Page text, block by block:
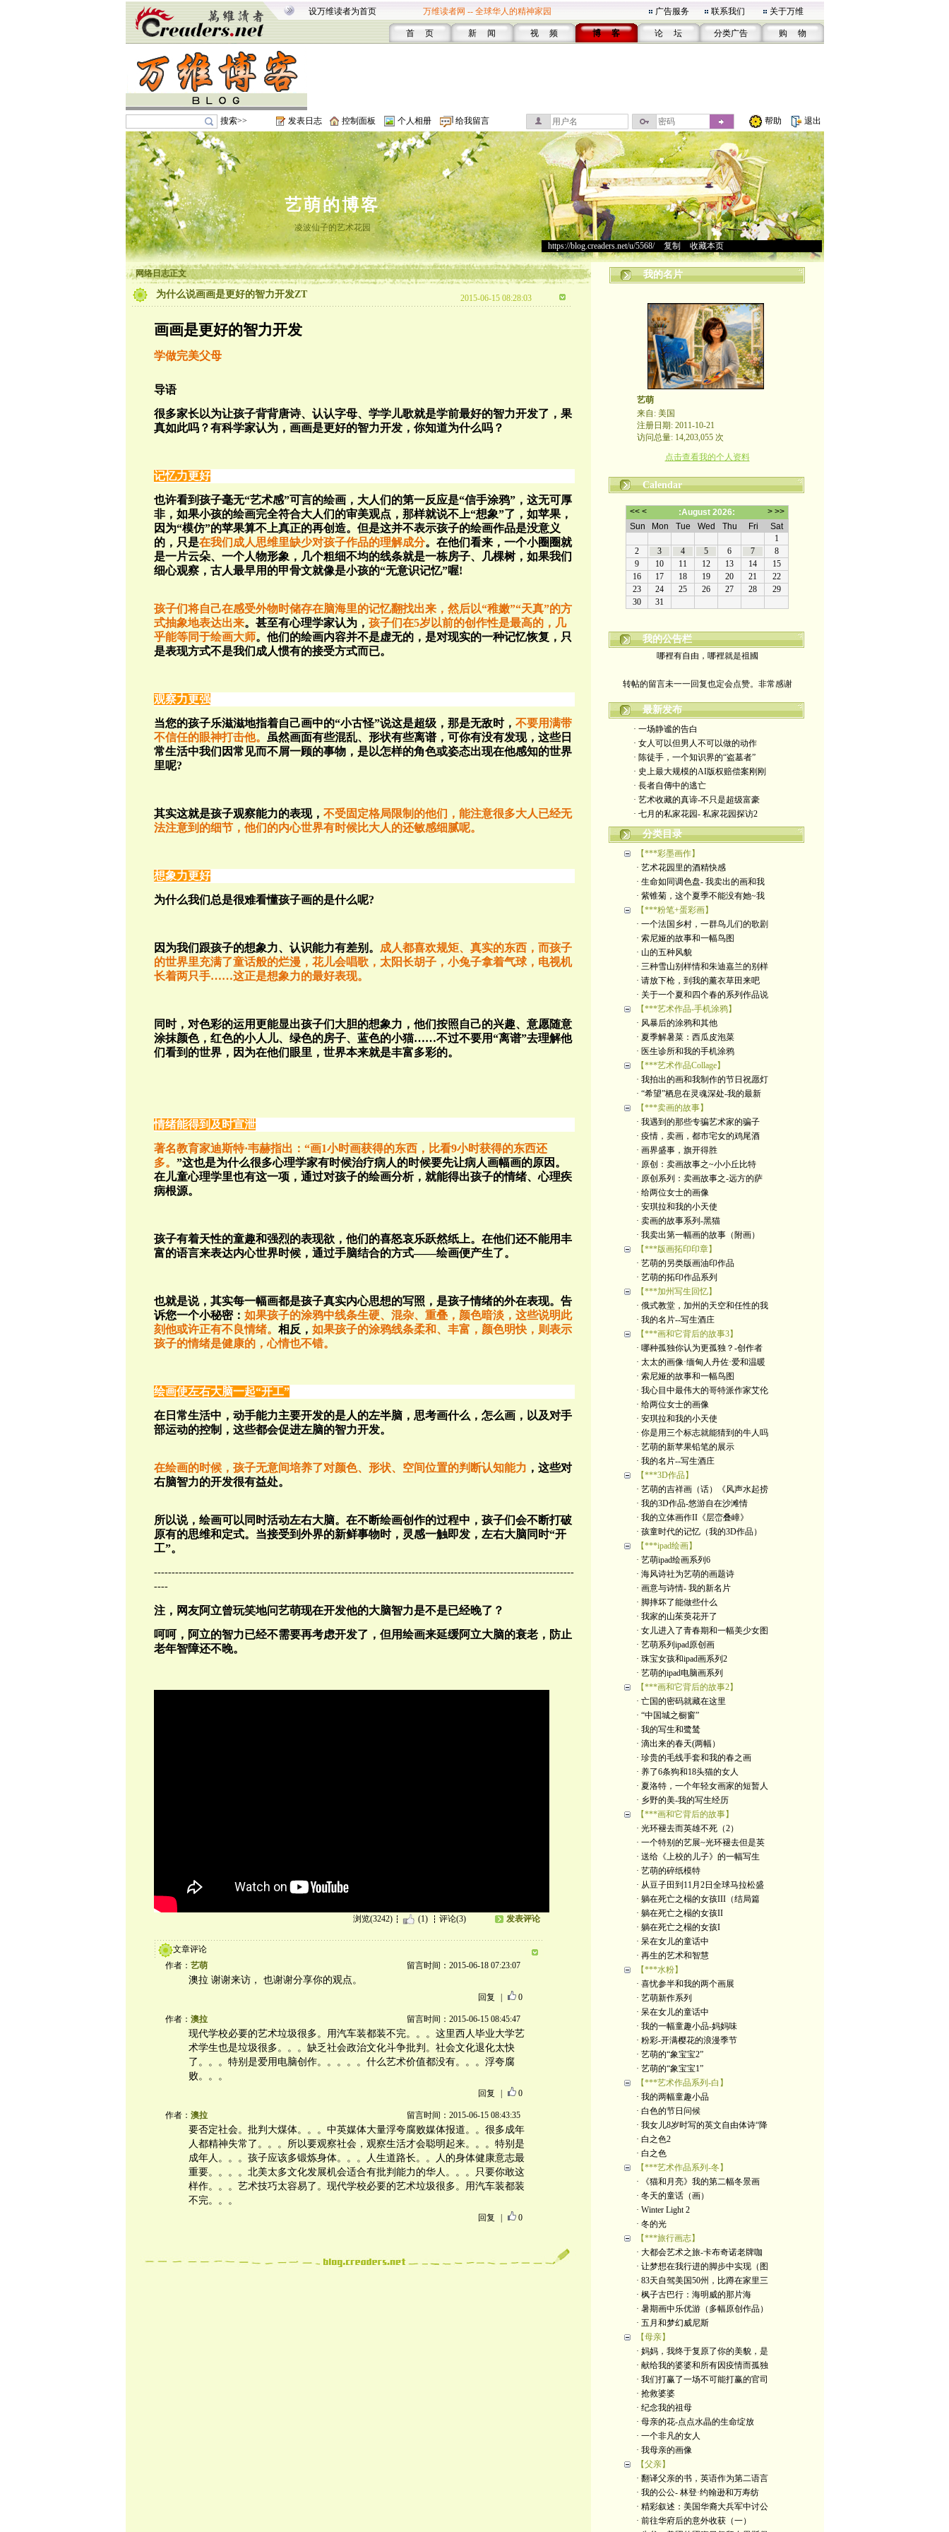
设万维读者为首页 万维读者网 -- 全球华人的精神家园 广告服务 联系我们 关于万维
首 页 新 闻 视 频 博 客 论 坛 分类广告 购 物
搜索>> 发表日志 控制面板 个人相册 给我留言 帮助 退出
艺萌的博客
凌波仙子的艺术花园
https://blog.creaders.net/u/5568/> 复制 收藏本页
网络日志正文
为什么说画画是更好的智力开发ZT 2015-06-15 08:28:03
画画是更好的智力开发
学做完美父母
导语
很多家长以为让孩子背背唐诗、认认字母、学学儿歌就是学前最好的智力开发了，果
真如此吗？有科学家认为，画画是更好的智力开发，你知道为什么吗？
记忆力更好
也许看到孩子毫无“艺术感”可言的绘画，大人们的第一反应是“信手涂鸦”，这无可厚
非，如果小孩的绘画完全符合大人们的审美观点，那样就说不上“想象”了，如苹果，
因为“模仿”的苹果算不上真正的再创造。但是这并不表示孩子的绘画作品是没意义
的，只是在我们成人思维里缺少对孩子作品的理解成分。在他们看来，一个小圈圈就
是一片云朵、一个人物形象，几个粗细不均的线条就是一栋房子、几棵树，如果我们
细心观察，古人最早用的甲骨文就像是小孩的“无意识记忆”喔!
孩子们将自己在感受外物时储存在脑海里的记忆翻找出来，然后以“稚嫩”“天真”的方
式抽象地表达出来。甚至有心理学家认为， 孩子们在5岁以前的创作性是最高的，几
乎能等同于绘画大师。他们的绘画内容并不是虚无的，是对现实的一种记忆恢复，只
是表现方式不是我们成人惯有的接受方式而已。
观察力更强
当您的孩子乐滋滋地指着自己画中的“小古怪”说这是超级，那是无敌时， 不要用满带
不信任的眼神打击他。 虽然画面有些混乱、形状有些离谱，可你有没有发现，这些日
常生活中我们因常见而不屑一顾的事物，是以怎样的角色或姿态出现在他感知的世界
里呢?
其实这就是孩子观察能力的表现， 不受固定格局限制的他们，能注意很多大人已经无
法注意到的细节，他们的内心世界有时候比大人的还敏感细腻呢。
想象力更好
为什么我们总是很难看懂孩子画的是什么呢?
因为我们跟孩子的想象力、认识能力有差别。 成人都喜欢规矩、真实的东西，而孩子
的世界里充满了童话般的烂漫，花儿会唱歌，太阳长胡子，小兔子拿着气球，电视机
长着两只手……这正是想象力的最好表现。
同时，对色彩的运用更能显出孩子们大胆的想象力，他们按照自己的兴趣、意愿随意
涂抹颜色，红色的小人儿、绿色的房子、蓝色的小猫……不过不要用“离谱”去理解他
们看到的世界，因为在他们眼里，世界本来就是丰富多彩的。
情绪能得到及时宣泄
著名教育家迪斯特·韦赫指出：“画1小时画获得的东西，比看9小时获得的东西还
多。 ”这也是为什么很多心理学家有时候治疗病人的时候要先让病人画幅画的原因。
在儿童心理学里也有这一项，通过对孩子的绘画分析，就能得出孩子的情绪、心理疾
病根源。
孩子有着天性的童趣和强烈的表现欲，他们的喜怒哀乐跃然纸上。在他们还不能用丰
富的语言来表达内心世界时候，通过手脑结合的方式——绘画便产生了。
也就是说，其实每一幅画都是孩子真实内心思想的写照，是孩子情绪的外在表现。告
诉您一个小秘密： 如果孩子的涂鸦中线条生硬、混杂、重叠，颜色暗淡，这些说明此
刻他或许正有不良情绪。 相反， 如果孩子的涂鸦线条柔和、丰富，颜色明快，则表示
孩子的情绪是健康的，心情也不错。
绘画使左右大脑一起“开工”
在日常生活中，动手能力主要开发的是人的左半脑，思考画什么，怎么画，以及对手
部运动的控制，这些都会促进左脑的智力开发。
在绘画的时候，孩子无意间培养了对颜色、形状、空间位置的判断认知能力 ，这些对
右脑智力的开发很有益处。
所以说，绘画可以同时活动左右大脑。在不断绘画创作的过程中，孩子们会不断打破
原有的思维和定式。当接受到外界的新鲜事物时，灵感一触即发，左右大脑同时“开
工”。
-----------------------------------------------------------------------------------------------------------------------
----
注，网友阿立曾玩笑地问艺萌现在开发他的大脑智力是不是已经晚了？
呵呵，阿立的智力已经不需要再考虑开发了，但用绘画来延缓阿立大脑的衰老，防止
老年智障还不晚。
浏览(3242) (1) 评论(3) 发表评论
文章评论
作者： 艺萌 留言时间：2015-06-18 07:23:07
澳拉 谢谢来访， 也谢谢分享你的观点。
回复 0
作者： 澳拉 留言时间：2015-06-15 08:45:47
现代学校必要的艺术垃圾很多。用汽车装都装不完。。。这里西人毕业大学艺
术学生也是垃圾很多。。。缺乏社会政治文化斗争批判。社会文化退化太快
了。。。特别是爱用电脑创作。。。。。什么艺术价值都没有。。。浮夸腐
败。。。
回复 0
作者： 澳拉 留言时间：2015-06-15 08:43:35
要否定社会。批判大煤体。。。中英媒体大量浮夸腐败媒体报道。。很多成年
人都精神失常了。。。所以要观察社会，观察生活才会聪明起来。。。特别是
成年人。。。孩子应该多锻炼身体。。。人生道路长。。人的身体健康意志最
重要。。。。北美太多文化发展机会适合有批判能力的华人。。。只要你敢这
样作。。。艺术技巧太容易了。现代学校必要的艺术垃圾很多。用汽车装都装
不完。。。
回复 0
我的名片
艺萌
来自: 美国
注册日期: 2011-10-21
访问总量: 14,203,055 次
点击查看我的个人资料
Calendar
我的公告栏
哪裡有自由，哪裡就是祖國
yimengling53@yahoo.com
有意收藏者请私信我，感谢一贯支持
政治转载不一定代表本人意见
艺术博客：https://yimengl.blog
目录中标注星号的为本人艺术原创
最新发布
· 一场静谧的告白
· 女人可以但男人不可以做的动作
· 陈徒手，一个知识界的“盗墓者”
· 史上最大规模的AI版权赔偿案刚刚
· 長者自傳中的逃亡
· 艺术收藏的真谛-不只是超级富豪
· 七月的私家花园- 私家花园探访2
分类目录
【***彩墨画作】
· 艺术花园里的酒精快感
· 生命如同调色盘- 我卖出的画和我
· 紫锥菊，这个夏季不能没有她~我
【***粉笔+蛋彩画】
· 一个法国乡村，一群鸟儿们的歌剧
· 索尼娅的故事和一幅鸟图
· 山的五种风貌
· 三种雪山别样情和朱迪嘉兰的别样
· 请放下枪，到我的薰衣草田来吧
· 关于一个夏和四个春的系列作品说
【***艺术作品-手机涂鸦】
· 风暴后的涂鸦和其他
· 夏季解暑菜：西瓜皮泡菜
· 医生诊所和我的手机涂鸦
【***艺术作品Collage】
· 我拍出的画和我制作的节日祝愿灯
· “希望”栖息在灵魂深处-我的最新
【***卖画的故事】
· 我遇到的那些专骗艺术家的骗子
· 疫情，卖画，都市宅女的鸡尾酒
· 画界盛事，旗开得胜
· 原创：卖画故事之~小小丘比特
· 原创系列：卖画故事之-远方的萨
· 给两位女士的画像
· 安琪拉和我的小天使
· 卖画的故事系列-黑猫
· 我卖出第一幅画的故事（附画）
【***版画拓印印章】
· 艺萌的另类版画油印作品
· 艺萌的拓印作品系列
【***加州写生回忆】
· 俄式教堂，加州的天空和任性的我
· 我的名片--写生酒庄
【***画和它背后的故事3】
· 哪种孤独你认为更孤独？-创作者
· 太太的画像·缅甸人丹佐·爱和温暖
· 索尼娅的故事和一幅鸟图
· 我心目中最伟大的哥特派作家艾伦
· 给两位女士的画像
· 安琪拉和我的小天使
· 你是用三个标志就能猜到的牛人吗
· 艺萌的新苹果铅笔的展示
· 我的名片--写生酒庄
【***3D作品】
· 艺萌的吉祥画（话）《风声水起捞
· 我的3D作品-悠游自在沙滩情
· 我的立体画作II《层峦叠嶂》
· 孩童时代的记忆（我的3D作品）
【***ipad绘画】
· 艺萌ipad绘画系列6
· 海风诗社为艺萌的画题诗
· 画意与诗情- 我的新名片
· 脚摔坏了能做些什么
· 我家的山茱萸花开了
· 女儿进入了青春期和一幅美少女图
· 艺萌系列ipad原创画
· 珠宝女孩和ipad画系列2
· 艺萌的ipad电脑画系列
【***画和它背后的故事2】
· 亡国的密码就藏在这里
· “中国城之橱窗”
· 我的写生和鹭鸶
· 滴出来的春天(两幅）
· 珍贵的毛线手套和我的春之画
· 养了6条狗和18头猫的女人
· 夏洛特，一个年轻女画家的短暂人
· 乡野的美-我的写生经历
【***画和它背后的故事】
· 光环褪去而英雄不死（2）
· 一个特别的艺展~光环褪去但是英
· 送给《上校的儿子》的一幅写生
· 艺萌的碎纸模特
· 从豆子田到11月2日全球马拉松盛
· 躺在死亡之榻的女孩III（结局篇
· 躺在死亡之榻的女孩II
· 躺在死亡之榻的女孩I
· 呆在女儿的童话中
· 再生的艺术和智慧
【***水粉】
· 喜忧参半和我的两个画展
· 艺萌新作系列
· 呆在女儿的童话中
· 我的一幅童趣小品-妈妈味
· 粉彩-开满樱花的浪漫季节
· 艺萌的“象宝宝2”
· 艺萌的“象宝宝1”
【***艺术作品系列-白】
· 我的两幅童趣小品
· 白色的节日问候
· 我女儿8岁时写的英文自由体诗“降
· 白之色2
· 白之色
【***艺术作品系列-冬】
· 《猫和月亮》我的第二幅冬景画
· 冬天的童话（画）
· Winter Light 2
· 冬的光
【***旅行画志】
· 大都会艺术之旅-卡布奇诺老牌咖
· 让梦想在我行进的脚步中实现（图
· 83天自驾美国50州，比蹲在家里三
· 枫子古巴行：海明威的那片海
· 暑期画中乐优游（多幅原创作品）
· 五月和梦幻威尼斯
【母亲】
· 妈妈，我终于复原了你的美貌，是
· 献给我的婆婆和所有因疫情而孤独
· 我们打赢了一场不可能打赢的官司
· 抢救婆婆
· 纪念我的祖母
· 母亲的花-点点水晶的生命绽放
· 一个非凡的女人
· 我母亲的画像
【父亲】
· 翻译父亲的书，英语作为第二语言
· 我的公公- 林登·约翰逊和万寿纺
· 精彩叙述：美国华裔大兵军中讨公
· 前往华府后的意外收获（一）